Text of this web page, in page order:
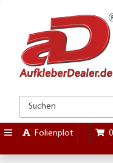
Folienplot